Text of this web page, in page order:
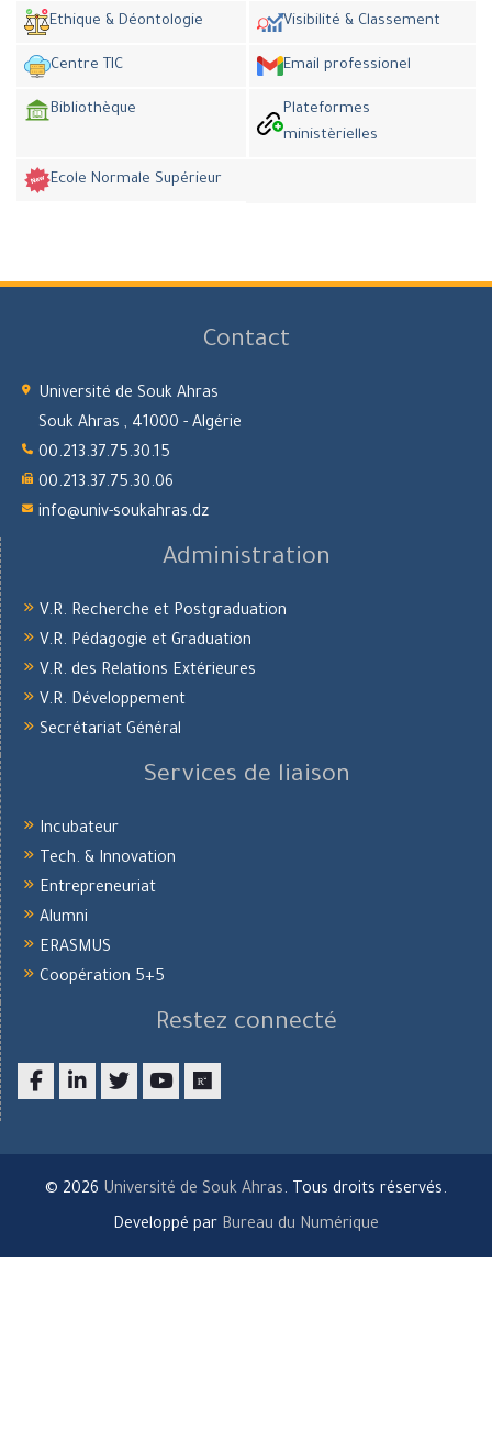
Ethique & Déontologie Visibilité & Classement
Centre TIC Email professionel
Bibliothèque
Plateformes
ministèrielles
Ecole Normale Supérieur
Contact
Université de Souk Ahras
Souk Ahras , 41000 - Algérie
00.213.37.75.30.15
00.213.37.75.30.06
info@univ-soukahras.dz
Administration
V.R. Recherche et Postgraduation
V.R. Pédagogie et Graduation
V.R. des Relations Extérieures
V.R. Développement
Secrétariat Général
Services de liaison
Incubateur
Tech. & Innovation
Entrepreneuriat
Alumni
ERASMUS
Coopération 5+5
Restez connecté
© 2026 Université de Souk Ahras. Tous droits réservés.
Developpé par Bureau du Numérique